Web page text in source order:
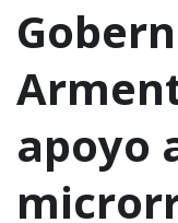
apoyo